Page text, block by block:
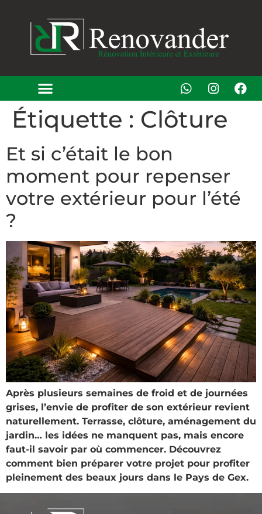
Étiquette : Clôture
Et si c’était le bon
moment pour repenser
votre extérieur pour l’été
?
Après plusieurs semaines de froid et de journées
grises, l’envie de profiter de son extérieur revient
naturellement. Terrasse, clôture, aménagement du
jardin… les idées ne manquent pas, mais encore
faut-il savoir par où commencer. Découvrez
comment bien préparer votre projet pour profiter
pleinement des beaux jours dans le Pays de Gex.